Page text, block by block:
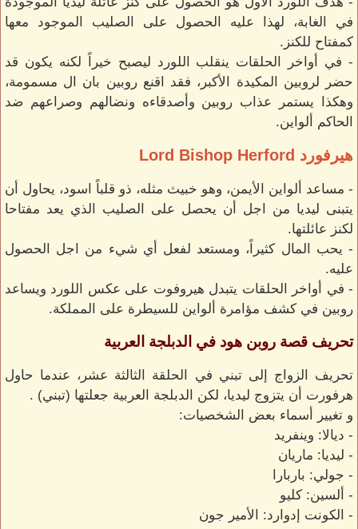
في الغابة، لهذا عليه الحصول على الصليب الموجود معها
كمفتاح للكنز.
- في أواخر الحلقات ينقلب اللورد ليصبح خيراً لكنه يكون قد
حضر لروبين المكيدة الأكبر، فقد اقنع روبين بان ال مسمومة،
وهكذا يستمر عذاب روبين وأصدقاءه ونضالهم وصراعهم ضد
الحاكم ألواين.
هيرفورد Lord Bishop Herford
- مساعد ألواين الأيمن، وهو خبيث مثله، ذو قلباً اسود، يحاول أن
يتبنى ليديا من اجل أن يحصل على الصليب الذي يعد مفتاحا
لكنز عائلتها.
- يحب المال كثيراً، ومستعد لفعل أي شيء من اجل الحصول
عليه.
- في أواخر الحلقات يتبدل هيروفوت على عكس اللورد ويساعد
روبين في كشف مؤامرة ألواين للسيطرة على المملكة.
تحريف قصة روبن هود في الدبلجة العربية
تحريف الزواج إلى تبني في الحلقة الثالثة عشر، عندما حاول
هرفورت أن يتزوج ليديا، لكن الدبلجة العربية جعلتها (تبني) .
و تغيير أسماء بعض الشخصيات:
- ديالا: وينفريد
- ليديا: ماريان
- جولي: باربارا
- ألسين: كليو
- الكونت إدوارد: الأمير جون